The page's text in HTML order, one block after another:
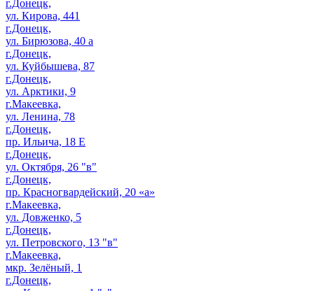
г.Донецк,
ул. Кирова, 441
г.Донецк,
ул. Бирюзова, 40 а
г.Донецк,
ул. Куйбышева, 87
г.Донецк,
ул. Арктики, 9
г.Макеевка,
ул. Ленина, 78
г.Донецк,
пр. Ильича, 18 Е
г.Донецк,
ул. Октября, 26 "в"
г.Донецк,
пр. Красногвардейский, 20 «а»
г.Макеевка,
ул. Довженко, 5
г.Донецк,
ул. Петровского, 13 "в"
г.Макеевка,
мкр. Зелёный, 1
г.Донецк,